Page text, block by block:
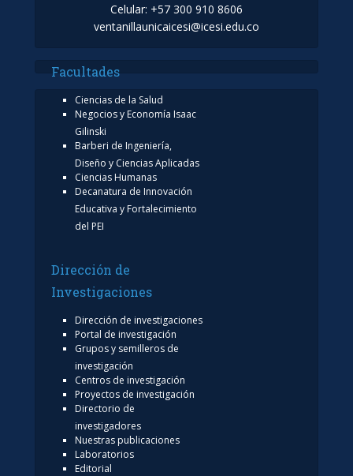
Celular: +57 300 910 8606
ventanillaunicaicesi@icesi.edu.co
Facultades
Ciencias de la Salud
Negocios y Economía Isaac
Gilinski
Barberi de Ingeniería,
Diseño y Ciencias Aplicadas
Ciencias Humanas
Decanatura de Innovación
Educativa y Fortalecimiento
del PEI
Dirección de
Investigaciones
Dirección de investigaciones
Portal de investigación
Grupos y semilleros de
investigación
Centros de investigación
Proyectos de investigación
Directorio de
investigadores
Nuestras publicaciones
Laboratorios
Editorial